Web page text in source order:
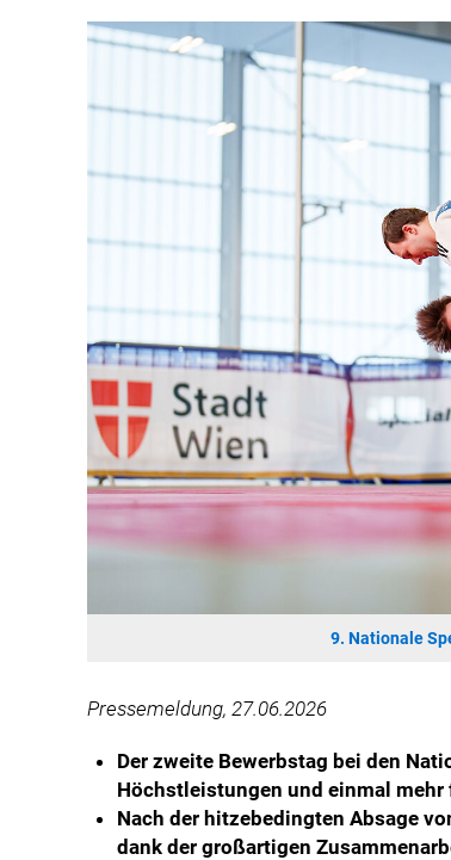
9. Nationale
Pressemeldung, 27.06.2026
Der zweite Bewerbstag bei den
Höchstleistungen und einmal
Nach der hitzebedingten Absage
dank der großartigen